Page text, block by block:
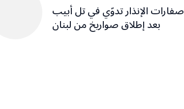
صفارات الإنذار تدوّي في تل أبيب
بعد إطلاق صواريخ من لبنان